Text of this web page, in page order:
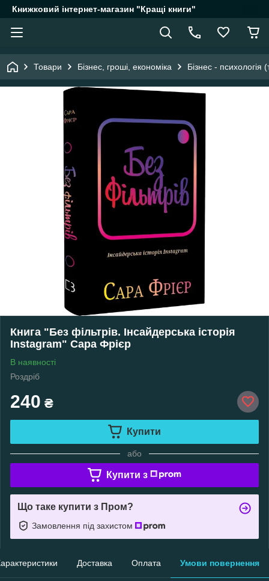
Книжковий інтернет-магазин "Кращі книги"
Товари Бізнес, гроші, економіка Бізнес - психологія
Книга "Без фільтрів. Інсайдерська історія
Instagram" Сара Фрієр
В наявності
Роздріб
240 ₴
Купити
або
Купити з
Що таке купити з Пром?
Замовлення під захистом
Доставка Оплата Умови повернення